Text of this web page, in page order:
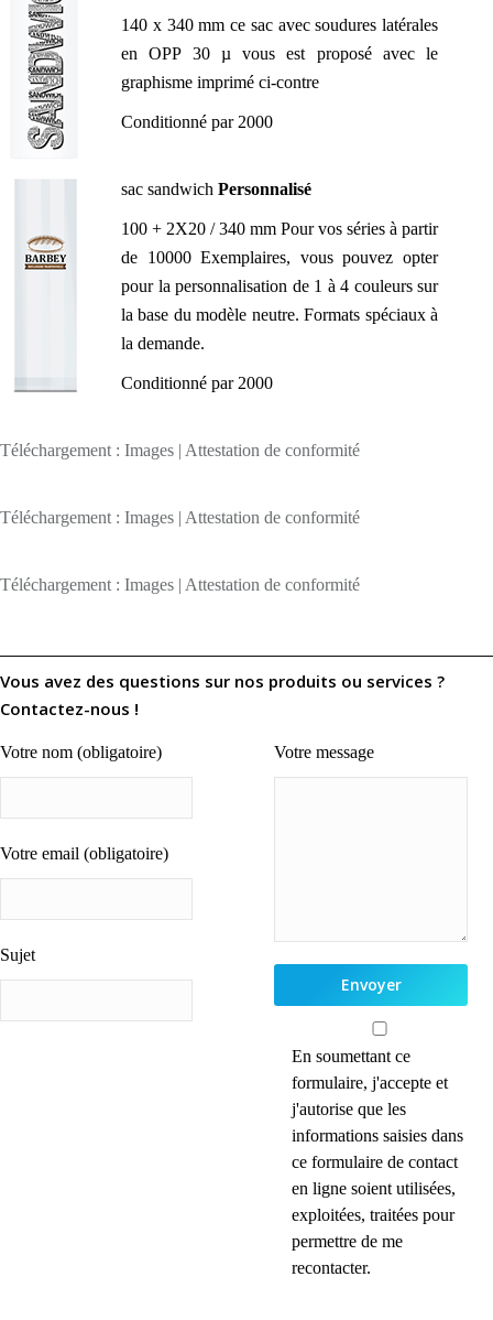
140 x 340 mm ce sac avec soudures latérales
en OPP 30 µ vous est proposé avec le
graphisme imprimé ci-contre
Conditionné par 2000
sac sandwich Personnalisé
100 + 2X20 / 340 mm Pour vos séries à partir
de 10000 Exemplaires, vous pouvez opter
pour la personnalisation de 1 à 4 couleurs sur
la base du modèle neutre. Formats spéciaux à
la demande.
Conditionné par 2000
Téléchargement : Images | Attestation de conformité
Téléchargement : Images | Attestation de conformité
Téléchargement : Images | Attestation de conformité
Vous avez des questions sur nos produits ou services ?
Contactez-nous !
Votre nom (obligatoire)
Votre email (obligatoire)
Sujet
Votre message
En soumettant ce
formulaire, j'accepte et
j'autorise que les
informations saisies dans
ce formulaire de contact
en ligne soient utilisées,
exploitées, traitées pour
permettre de me
recontacter.